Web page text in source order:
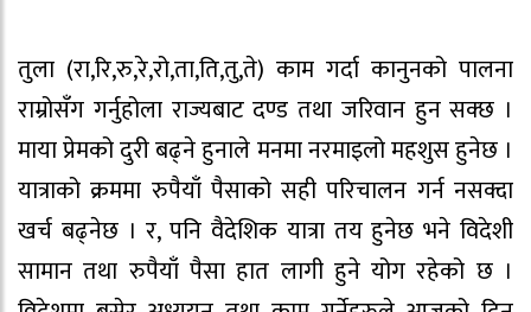
तुला (रा,रि,रु,रे,रो,ता,ति,तु,ते) काम गर्दा कानुनको पालना
राम्रोसँग गर्नुहोला राज्यबाट दण्ड तथा जरिवान हुन सक्छ ।
माया प्रेमको दुरी बढ्ने हुनाले मनमा नरमाइलो महशुस हुनेछ ।
यात्राको क्रममा रुपैयाँ पैसाको सही परिचालन गर्न नसक्दा
खर्च बढ्नेछ । र, पनि वैदेशिक यात्रा तय हुनेछ भने विदेशी
सामान तथा रुपैयाँ पैसा हात लागी हुने योग रहेको छ ।